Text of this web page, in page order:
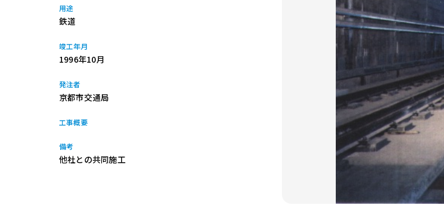
用途
鉄道
竣工年月
1996年10月
発注者
京都市交通局
工事概要
備考
他社との共同施工